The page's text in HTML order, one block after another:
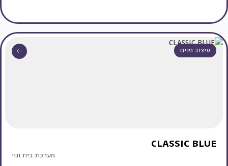
עיצוב פנים
CLASSIC BLUE
מערכת בית ונוי